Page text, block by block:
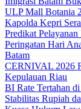
ULP Mall Botania
Kapolda Kepri
Predikat Pelayanan
Peringatan Hari
Batam
CERNIVAL 2026
Kepulauan Riau
BI Rate Tertahan
Stabilitas Rupiah